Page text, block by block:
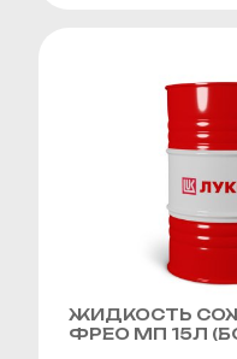
ЖИДКОСТЬ
ФРЕО МП 15Л